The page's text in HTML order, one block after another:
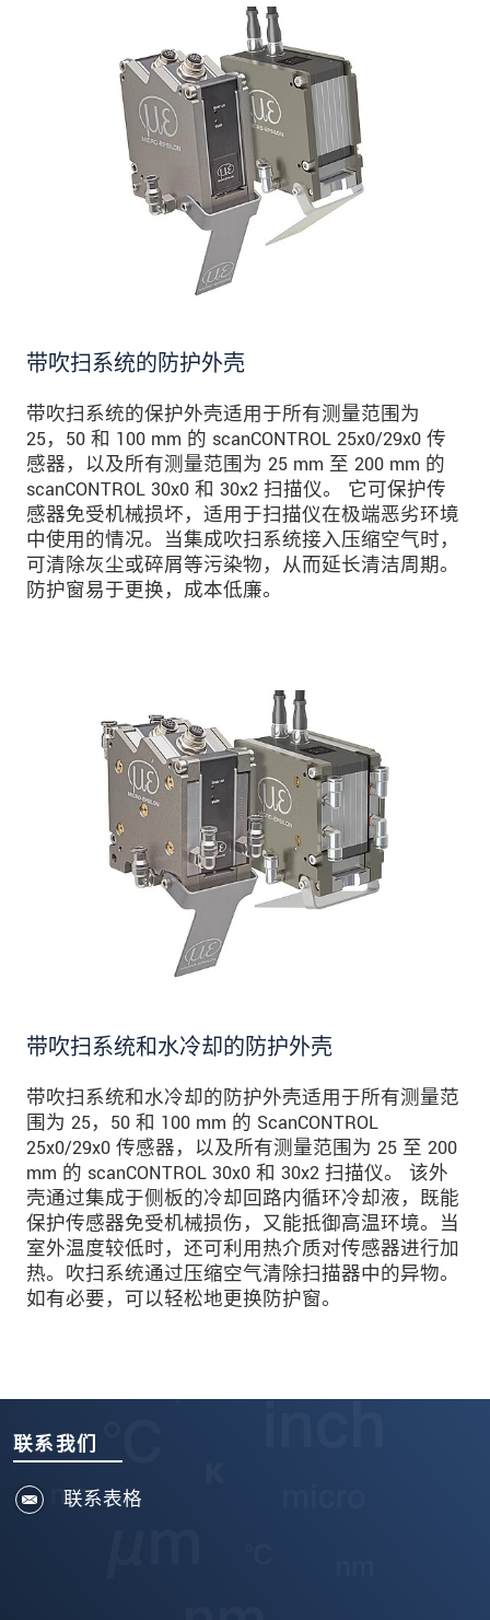
带吹扫系统的防护外壳
带吹扫系统的保护外壳适用于所有测量范围为
25，50 和 100 mm 的 scanCONTROL 25x0/29x0 传
感器，以及所有测量范围为 25 mm 至 200 mm 的
scanCONTROL 30x0 和 30x2 扫描仪。 它可保护传
感器免受机械损坏，适用于扫描仪在极端恶劣环境
中使用的情况。当集成吹扫系统接入压缩空气时，
可清除灰尘或碎屑等污染物，从而延长清洁周期。
防护窗易于更换，成本低廉。
带吹扫系统和水冷却的防护外壳
带吹扫系统和水冷却的防护外壳适用于所有测量范
围为 25，50 和 100 mm 的 ScanCONTROL
25x0/29x0 传感器，以及所有测量范围为 25 至 200
mm 的 scanCONTROL 30x0 和 30x2 扫描仪。 该外
壳通过集成于侧板的冷却回路内循环冷却液，既能
保护传感器免受机械损伤，又能抵御高温环境。当
室外温度较低时，还可利用热介质对传感器进行加
热。吹扫系统通过压缩空气清除扫描器中的异物。
如有必要，可以轻松地更换防护窗。
联系我们
联系表格
我们将对您的数据保密。请阅读我们的数据隐私
发送信息